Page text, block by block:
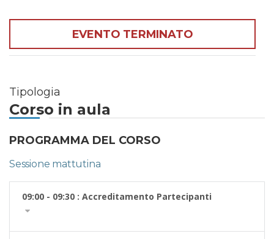
EVENTO TERMINATO
Tipologia
Corso in aula
PROGRAMMA DEL CORSO
Sessione mattutina
09:00 - 09:30 : Accreditamento Partecipanti